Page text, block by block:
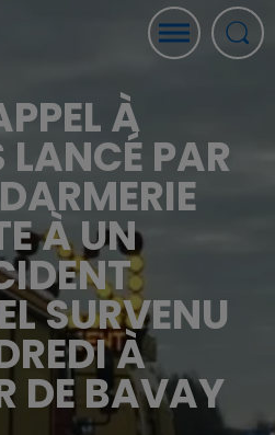
À
PAR
À UN
SURVENU
À
DE BAVAY